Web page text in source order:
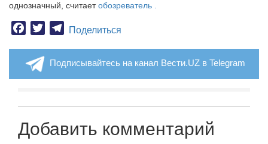
однозначный, считаетобозреватель .
Facebook
TwitterTelegram
Поделиться
Подписывайтесь на канал Вести.UZ в Telegram
Добавить комментарий